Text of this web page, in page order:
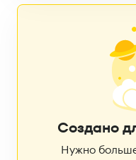
Создано
Нужно